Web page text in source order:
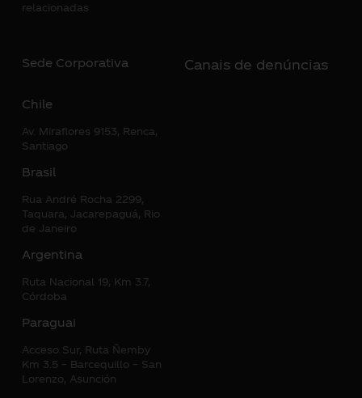
relacionadas
Sede Corporativa
Chile
Av. Miraflores 9153, Renca,
Santiago
Brasil
Rua André Rocha 2299,
Taquara, Jacarepaguá, Rio
de Janeiro
Argentina
Ruta Nacional 19, Km 3.7,
Córdoba
Paraguai
Acceso Sur, Ruta Ñemby
Km 3.5 – Barcequillo – San
Lorenzo, Asunción
Canais de denúncias